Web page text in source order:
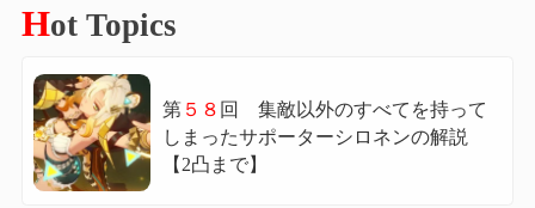
Hot Topics
第５８ 回 集敵以外のすべてを持って
しまったサポーターシロネンの解説
【2凸まで】